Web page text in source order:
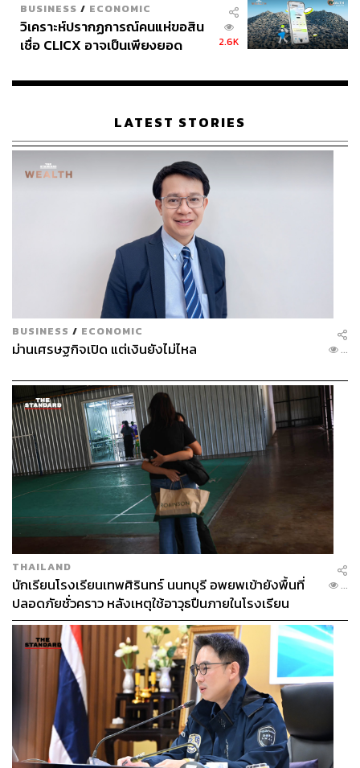
BUSINESS / ECONOMIC
วิเคราะห์ปรากฏการณ์คนแห่ขอสิน
เชื่อ CLICX อาจเป็นเพียงยอด
เรือนไทยที่ถูกซุกไว้
2.6K
LATEST STORIES
BUSINESS / ECONOMIC
ม่านเศรษฐกิจเปิด แต่เงินยังไม่ไหล ...
THAILAND
นักเรียนโรงเรียนเทพศิรินทร์ นนทบุรี อพยพเข้ายังพื้นที่
ปลอดภัยชั่วคราว หลังเหตุใช้อาวุธปืนภายในโรงเรียน
คลี่คลาย
...